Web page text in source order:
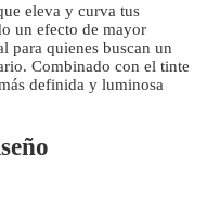
eleva y curva tus
un efecto de mayor
para quienes buscan un
Combinado con el tinte
definida y luminosa